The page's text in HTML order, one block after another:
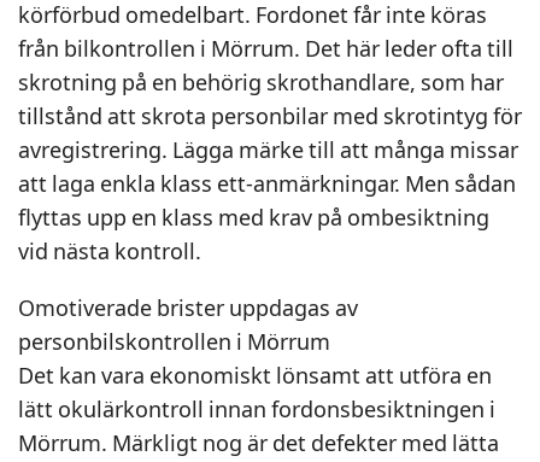
körförbud omedelbart. Fordonet får inte köras
från bilkontrollen i Mörrum. Det här leder ofta till
skrotning på en behörig skrothandlare, som har
tillstånd att skrota personbilar med skrotintyg för
avregistrering. Lägga märke till att många missar
att laga enkla klass ett-anmärkningar. Men sådan
flyttas upp en klass med krav på ombesiktning
vid nästa kontroll.
Omotiverade brister uppdagas av
personbilskontrollen i Mörrum
Det kan vara ekonomiskt lönsamt att utföra en
lätt okulärkontroll innan fordonsbesiktningen i
Mörrum. Märkligt nog är det defekter med lätta